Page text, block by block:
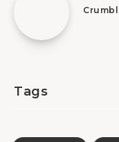
Tags